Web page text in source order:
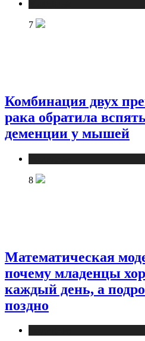
7
Комбинация двух
рака обратила
деменции у мышей
8
Математическая
почему младенцы
каждый день, а
поздно